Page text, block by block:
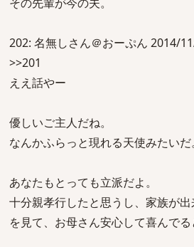
202: 名無しさん＠おーぷん 2014/
>>201
ええ話やー
優しいご主人だね。
なんかふらっと現れる天使みたいだ。
あなたもとっても立派だよ。
十分親孝行したと思うし、家族が
を見て、お母さん安心して喜んでる